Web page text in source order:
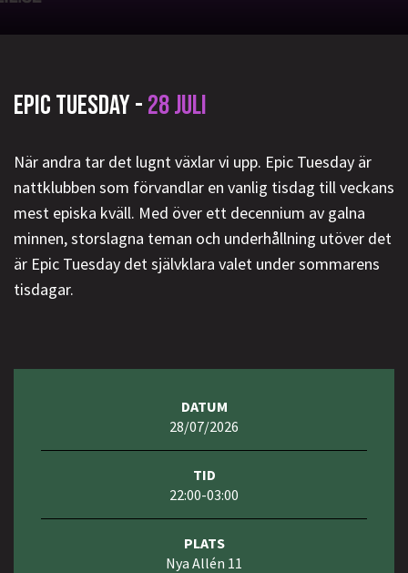
EPIC TUESDAY -28 JULI
När andra tar det lugnt växlar vi upp. Epic Tuesday är
nattklubben som förvandlar en vanlig tisdag till veckans
mest episka kväll. Med över ett decennium av galna
minnen, storslagna teman och underhållning utöver det
är Epic Tuesday det självklara valet under sommarens
tisdagar.
DATUM
28/07/2026
TID
22:00-03:00
PLATS
Nya Allén 11